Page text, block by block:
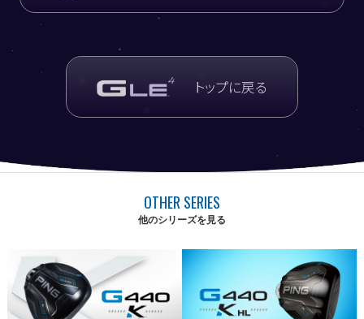
トップに戻る
OTHER SERIES
他のシリーズを見る